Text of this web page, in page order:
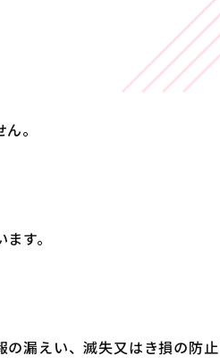
。
す。
漏えい、滅失又はき損の防